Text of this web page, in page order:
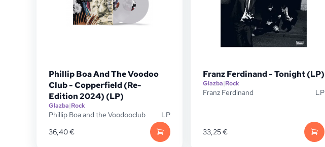
Phillip Boa And The Voodoo
Club - Copperfield (Re-
Edition 2024) (LP)
Glazba|Rock
Phillip Boa and the Voodooclub
LP
36,40€
Franz Ferdinand - Tonight (LP)
Glazba|Rock
Franz Ferdinand LP
33,25€